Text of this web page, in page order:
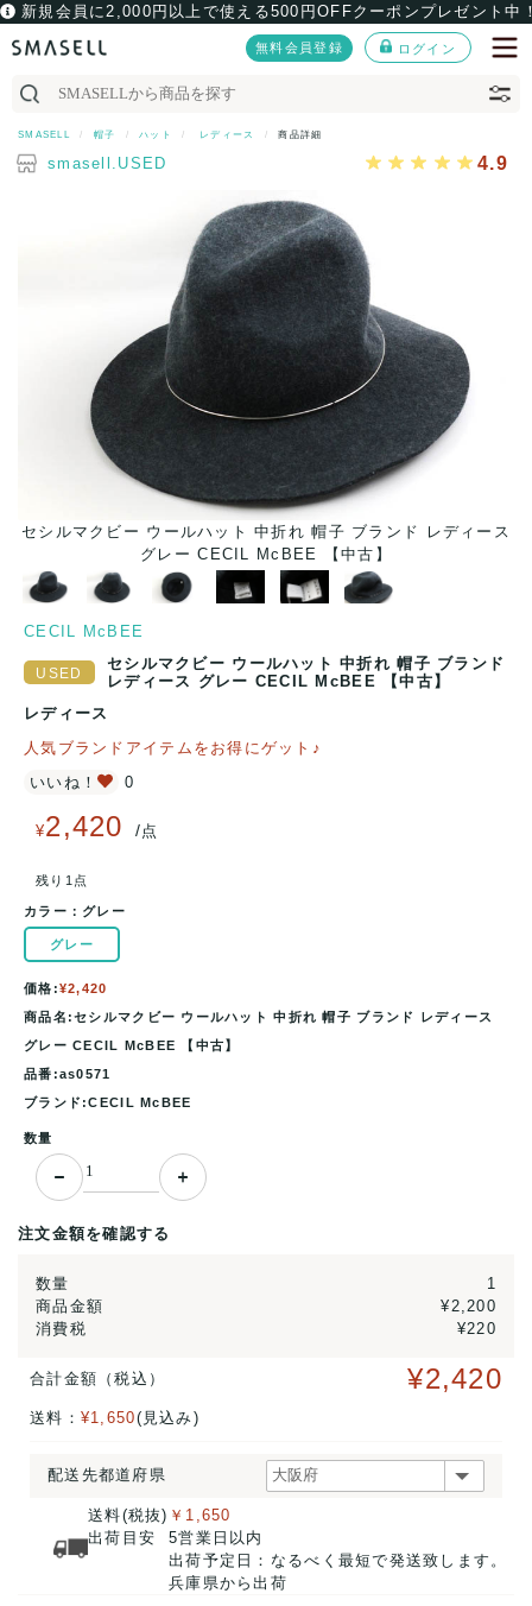
新規会員に2,000円以上で使える500円OFFクーポンプレゼント中
無料会員登録 ログイン
SMASELL 帽子 ハット レディース 商品詳細
smasell.USED 4.9
セシルマクビー ウールハット 中折れ 帽子 ブランド レディース
グレー CECIL McBEE 【中古】
CECIL McBEE
セシルマクビー ウールハット 中折れ 帽子 ブランド
レディース グレー CECIL McBEE 【中古】
レディース
人気ブランドアイテムをお得にゲット♪
いいね！
0
¥2,420 / 点
残り1点
カラー： グレー
グレー
価格:¥2,420
商品名:セシルマクビー ウールハット 中折れ 帽子 ブランド レディース
グレー CECIL McBEE 【中古】
品番:as0571
ブランド:CECIL McBEE
数量
注文金額を確認する
数量
1
商品金額
¥2,200
消費税
¥220
合計金額（税込） ¥2,420
送料： ¥1,650(見込み)
配送先都道府県
送料(税抜)
出荷目安
￥1,650
5営業日以内
出荷予定日：なるべく最短で発送致します。
兵庫県から出荷